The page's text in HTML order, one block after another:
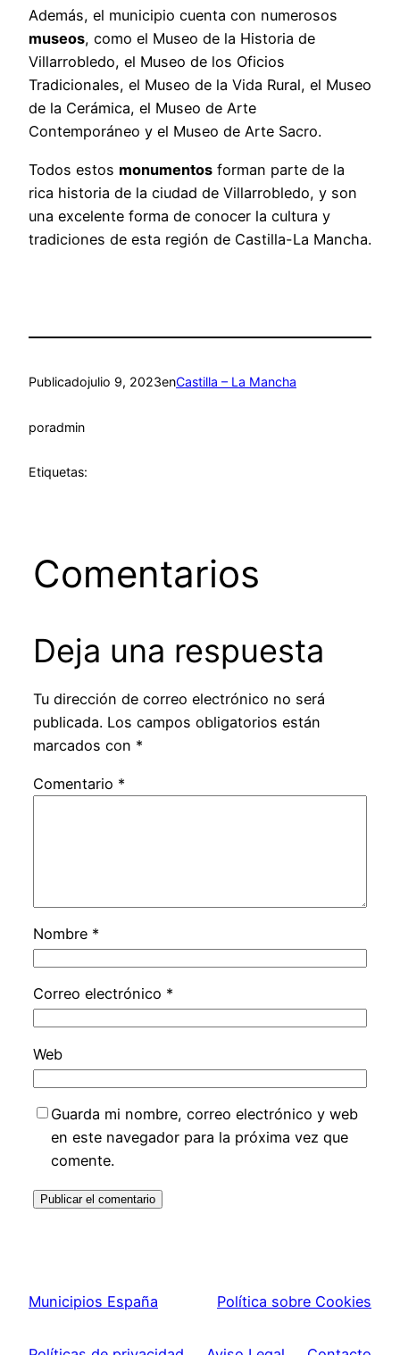
Además, el municipio cuenta con numerosos
museos, como el Museo de la Historia de
Villarrobledo, el Museo de los Oficios
Tradicionales, el Museo de la Vida Rural, el Museo
de la Cerámica, el Museo de Arte
Contemporáneo y el Museo de Arte Sacro.
Todos estos monumentos forman parte de la
rica historia de la ciudad de Villarrobledo, y son
una excelente forma de conocer la cultura y
tradiciones de esta región de Castilla-La Mancha.
Publicadojulio 9, 2023enCastilla – La Mancha
poradmin
Etiquetas:
Comentarios
Deja una respuesta
Tu dirección de correo electrónico no será
publicada. Los campos obligatorios están
marcados con *
Comentario *
Nombre *
Correo electrónico *
Web
Guarda mi nombre, correo electrónico y web
en este navegador para la próxima vez que
comente.
Municipios España Política sobre Cookies